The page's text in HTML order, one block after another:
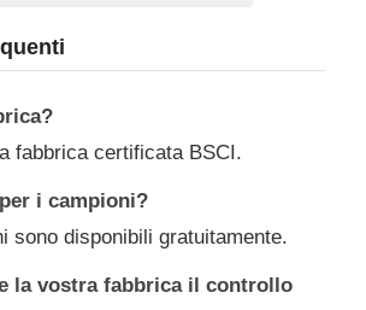
fabbrica certificata BSCI.
i campioni?
sono disponibili gratuitamente.
la vostra fabbrica il controllo